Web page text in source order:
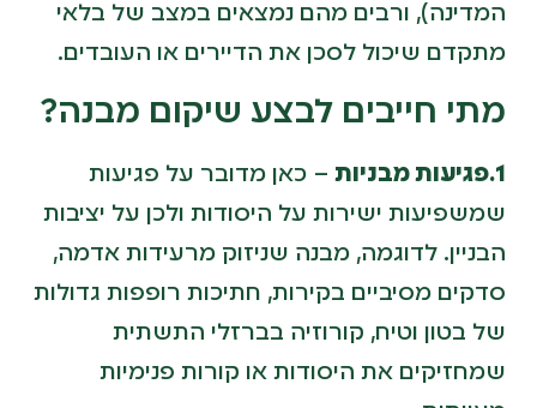
המדינה), ורבים מהם נמצאים במצב של בלאי
מתקדם שיכול לסכן את הדיירים או העובדים.
מתי חייבים לבצע שיקום מבנה?
1.פגיעות מבניות
– כאן מדובר על פגיעות
שמשפיעות ישירות על היסודות ולכן על יציבות
הבניין. לדוגמה, מבנה שניזוק מרעידות אדמה,
סדקים מסיביים בקירות, חתיכות רופפות גדולות
של בטון וטיח, קורוזיה בברזלי התשתית
שמחזיקים את היסודות או קורות פנימיות